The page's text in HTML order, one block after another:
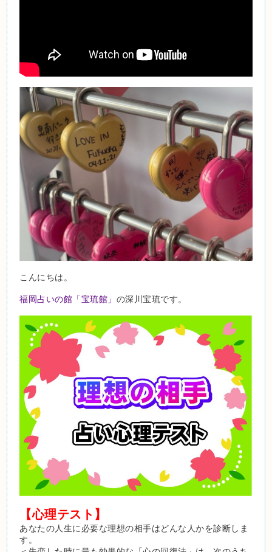
こんにちは。
福岡占いの館「宝琉館」 の深川宝琉です。
【心理テスト】
あなたの人生に必要な理想の相手はどんな人かを診断しま
す。